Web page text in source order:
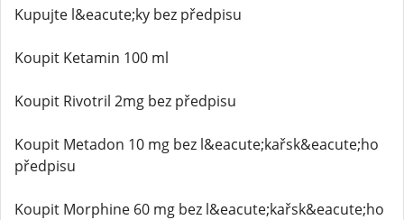
Kupujte l&eacute;ky bez předpisu
Koupit Ketamin 100 ml
Koupit Rivotril 2mg bez předpisu
Koupit Metadon 10 mg bez l&eacute;kařsk&eacute;ho
předpisu
Koupit Morphine 60 mg bez l&eacute;kařsk&eacute;ho